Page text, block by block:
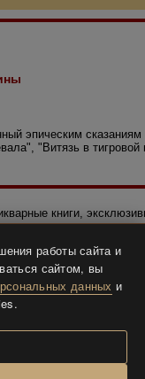
эпическим
"Витязь в
книги,
работы сайта и
сайтом, вы
данных и